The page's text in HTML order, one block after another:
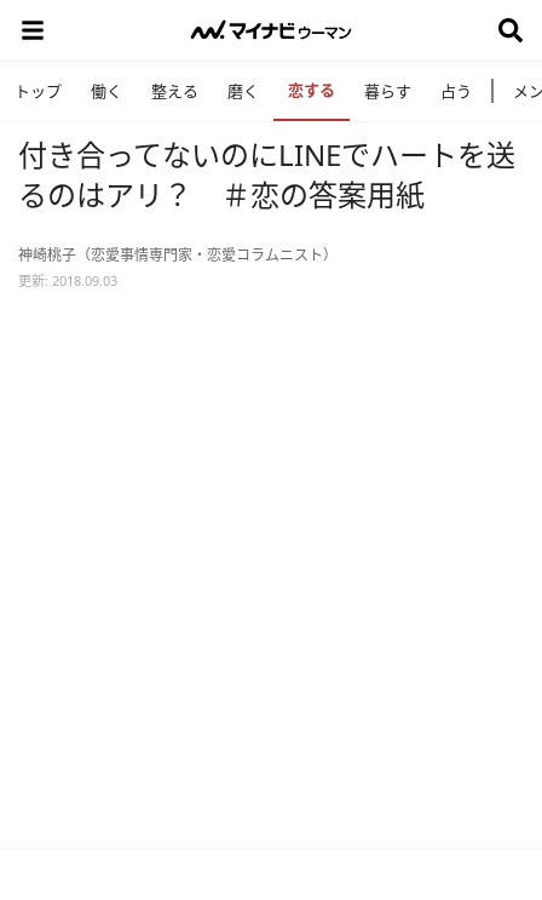
トップ 働く 整える 磨く 恋する 暮らす 占う メ
付き合ってないのにLINEでハートを送
るのはアリ？ ＃恋の答案用紙
神崎桃子（恋愛事情専門家・恋愛コラムニスト）
更新: 2018.09.03